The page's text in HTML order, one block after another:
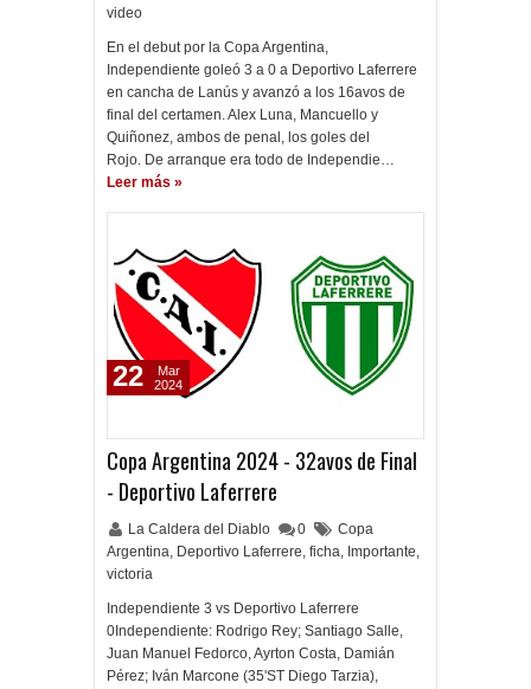
video
En el debut por la Copa Argentina,
Independiente goleó 3 a 0 a Deportivo Laferrere
en cancha de Lanús y avanzó a los 16avos de
final del certamen. Alex Luna, Mancuello y
Quiñonez, ambos de penal, los goles del
Rojo. De arranque era todo de Independie…
Leer más »
Copa Argentina 2024 - 32avos de Final
- Deportivo Laferrere
La Caldera del Diablo 0
Copa
Argentina, Deportivo Laferrere, ficha, Importante,
victoria
Independiente 3 vs Deportivo Laferrere
0Independiente: Rodrigo Rey; Santiago Salle,
Juan Manuel Fedorco, Ayrton Costa, Damián
Pérez; Iván Marcone (35'ST Diego Tarzia),
22
Mar
2024